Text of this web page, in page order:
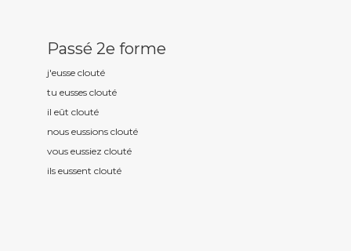
Passé 2e forme
j'eusse clouté
tu eusses clouté
il eût clouté
nous eussions clouté
vous eussiez clouté
ils eussent clouté